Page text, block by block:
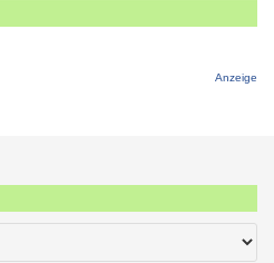
Anzeige